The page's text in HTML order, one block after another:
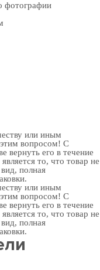
фотографии
или иным
вопросом! С
вернуть его в течение
то, что товар не
полная
или иным
вопросом! С
вернуть его в течение
то, что товар не
полная